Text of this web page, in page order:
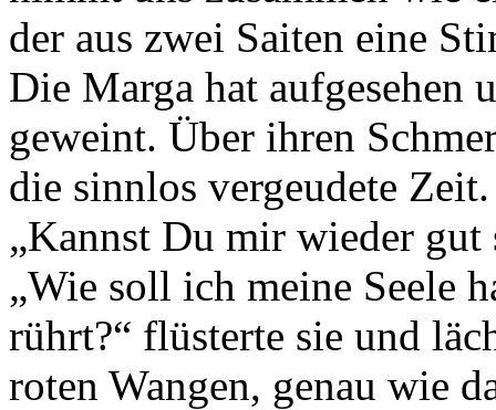
der aus zwei Saiten eine
Die Marga hat aufgesehen
geweint. Über ihren
die sinnlos vergeudete Zeit.
„Kannst Du mir wieder gut
„Wie soll ich meine Seele
rührt?“ flüsterte sie und
roten Wangen, genau wie